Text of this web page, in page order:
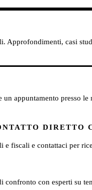
Approfondimenti, casi
un appuntamento
DIRETTO
fiscali e contattaci per
con esperti su